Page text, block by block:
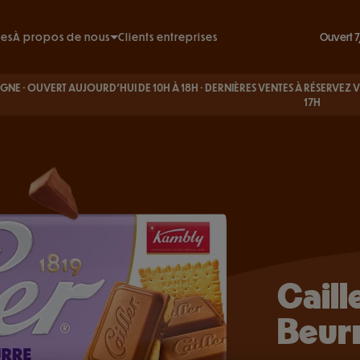
À propos de nous
Nos engagements
Clients entreprises Ouvert
AUJOURD’HUI DE 10H À 18H · DERNIÈRES VENTES ÀRÉSERVEZ VOS